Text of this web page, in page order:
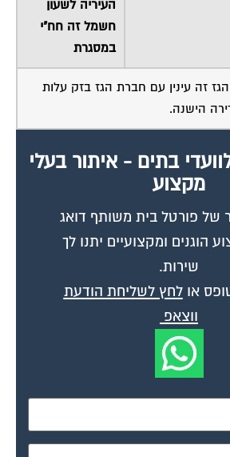
חשמל זה חח"י
במסגרת
זה עינין עם חברת הגז בזק עלות
הישנה.
מקצוע
של פורטל בית משותף דואג
הוגנים ומקצועיים יתנו לך
שירות.
אולחץ לשליחת הודעת
ווצאפ